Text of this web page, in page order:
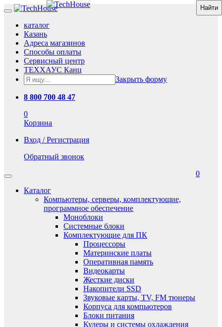
каталог
Казань
Адреса магазинов
Способы оплаты
Сервисный центр
ТЕХХАУС Канц
Закрыть форму
8 800 700 48 47
0
Корзина
Вход / Регистрация
Обратный звонок
0
Каталог
Компьютеры, серверы, комплектующие,
программное обеспечение
Моноблоки
Системные блоки
Комплектующие для ПК
Процессоры
Материнские платы
Оперативная память
Видеокарты
Жесткие диски
Накопители SSD
Звуковые карты, TV, FM тюнеры
Корпуса для компьютеров
Блоки питания
Кулеры и системы охлаждения